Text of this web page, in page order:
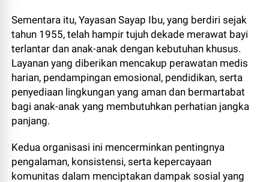
Sementara itu, Yayasan Sayap Ibu, yang berdiri sejak
tahun 1955, telah hampir tujuh dekade merawat bayi
terlantar dan anak-anak dengan kebutuhan khusus.
Layanan yang diberikan mencakup perawatan medis
harian, pendampingan emosional, pendidikan, serta
penyediaan lingkungan yang aman dan bermartabat
bagi anak-anak yang membutuhkan perhatian jangka
panjang.
Kedua organisasi ini mencerminkan pentingnya
pengalaman, konsistensi, serta kepercayaan
komunitas dalam menciptakan dampak sosial yang